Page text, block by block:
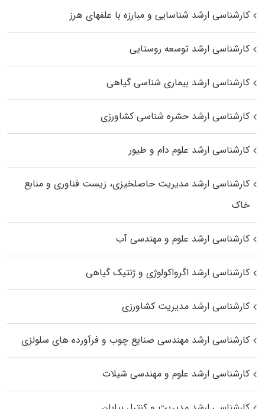
کارشناسی ارشد شناسایی و مبارزه با علفهای هرز
کارشناسی ارشد توسعه روستایی
کارشناسی ارشد بیماری‌ شناسی گیاهی
کارشناسی ارشد حشره‌ شناسی کشاورزی
کارشناسی ارشد علوم دام و طیور
کارشناسی ارشد مدیریت حاصلخیزی، زیست فناوری و منابع
خاک
کارشناسی ارشد علوم و مهندسی آب
کارشناسی ارشد اگرواکولوژی و ژنتیک گیاهی
کارشناسی ارشد مدیریت کشاورزی
کارشناسی ارشد مهندسی صنایع چوب و فرآورده‌ های سلولزی
کارشناسی ارشد علوم و مهندسی شیلات